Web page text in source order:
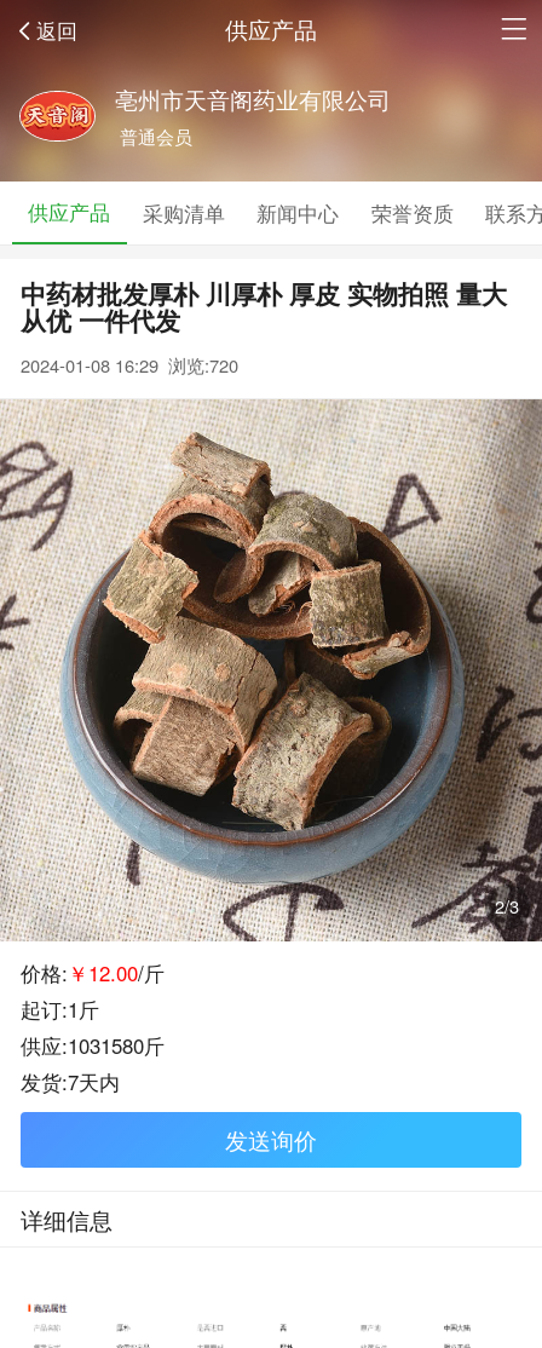
返回 供应产品
亳州市天音阁药业有限公司
普通会员
供应产品 采购清单 新闻中心 荣誉资质 联系
中药材批发厚朴 川厚朴 厚皮 实物拍照 量大
从优 一件代发
2024-01-08 16:29 浏览:720
2/3
价格: ￥12.00/斤
起订:1斤
供应:1031580斤
发货:7天内
发送询价
详细信息